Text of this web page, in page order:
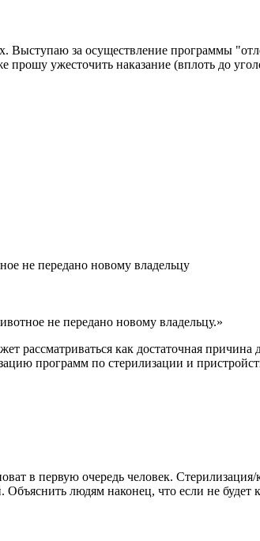
за осуществление программы
ужесточить наказание (вплоть до
не передано новому владельцу
не передано новому владельцу.»
рассматриваться как достаточная
программ по стерилизации и
в первую очередь человек.
людям наконец, что если не будет